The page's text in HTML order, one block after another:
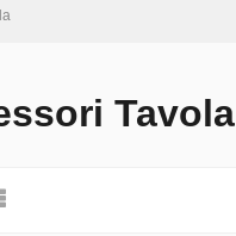
Tavola